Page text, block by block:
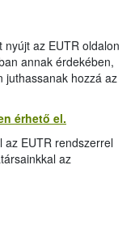
az EUTR oldalon
annak érdekében,
juthassanak hozzá az
érhető el.
az EUTR rendszerrel
az